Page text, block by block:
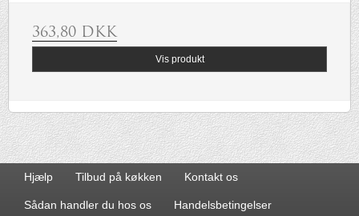
363,80 DKK
Vis produkt
Hjælp Tilbud på køkken Kontakt os
Sådan handler du hos os Handelsbetingelser